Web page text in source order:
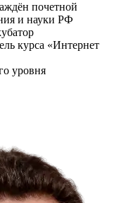
почетной
и науки РФ
курса «Интернет
уровня